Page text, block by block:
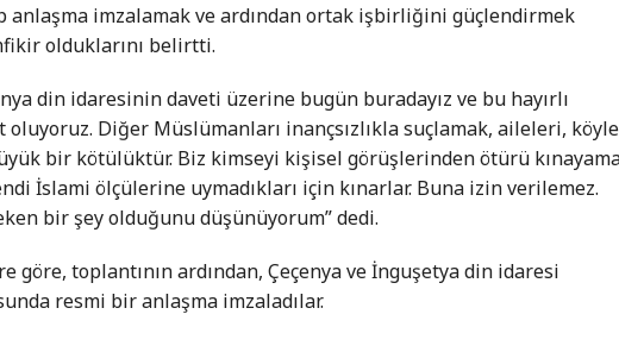
imzalamak ve ardından ortak işbirliğini güçlendirmek
olduklarını belirtti.
din idaresinin daveti üzerine bugün buradayız ve bu hayırlı
Diğer Müslümanları inançsızlıkla suçlamak, aileleri,
bir kötülüktür. Biz kimseyi kişisel görüşlerinden ötürü
İslami ölçülerine uymadıkları için kınarlar. Buna izin verilemez.
bir şey olduğunu düşünüyorum” dedi.
göre, toplantının ardından, Çeçenya ve İnguşetya din idaresi
resmi bir anlaşma imzaladılar.